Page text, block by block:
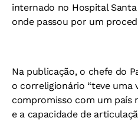
internado no Hospital
onde passou por um
Na publicação, o chefe do
o correligionário “teve uma
compromisso com um país
e a capacidade de